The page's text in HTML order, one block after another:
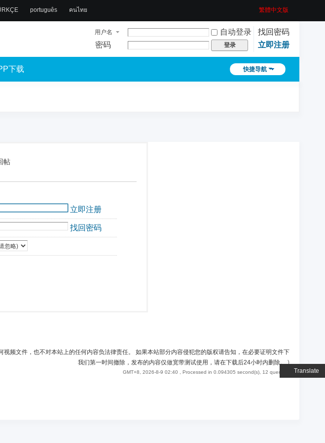
Translate
português คนไทย 繁體中文版
用户名 自动登录
找回密码
密码
登录 立即注册
快捷导航
下载
帖
立即注册
找回密码
频文件，也不对本站上的任何内容负法律责任。 如果本站部分内容侵犯您的版权请告知，在必要证明文件下
我们第一时间撤除，发布的内容仅做宽带测试使用，请在下载后24小时内删除。)
GMT+8, 2026-8-9 02:40 , Processed in 0.094305 second(s), 12 queries .